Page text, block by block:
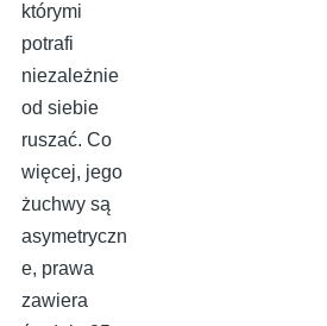
którymi
potrafi
niezależnie
od siebie
ruszać. Co
więcej, jego
żuchwy są
asymetryczn
e, prawa
zawiera